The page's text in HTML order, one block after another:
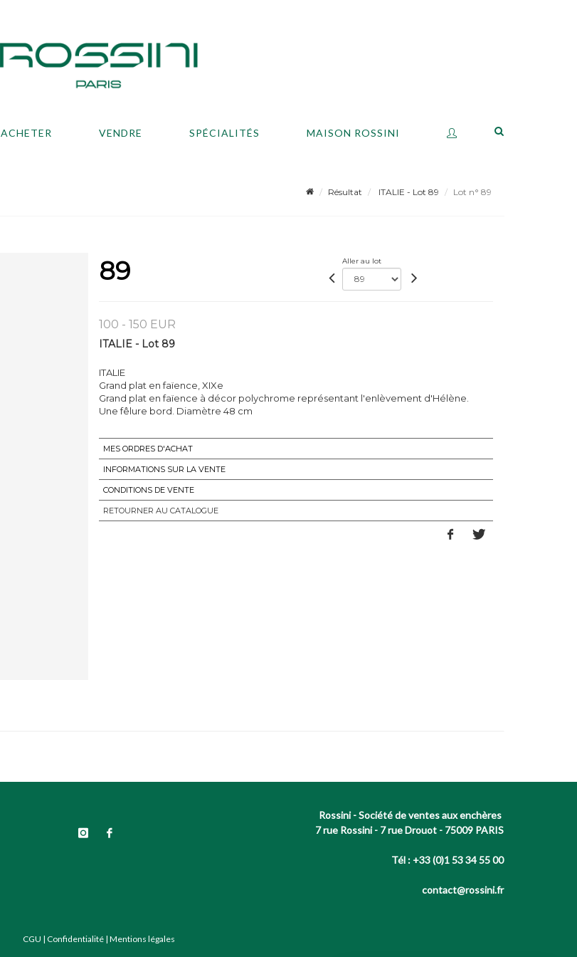
ACHETER VENDRE SPÉCIALITÉS MAISON ROSSINI
Résultat ITALIE - Lot 89 Lot n° 89
89 Aller au lot
100 - 150 EUR
ITALIE - Lot 89
ITALIE
Grand plat en faïence, XIXe
Grand plat en faïence à décor polychrome représentant l'enlèvement d'Hélène.
Une fêlure bord. Diamètre 48 cm
MES ORDRES D'ACHAT
INFORMATIONS SUR LA VENTE
CONDITIONS DE VENTE
RETOURNER AU CATALOGUE
Rossini - Société de ventes aux enchères
7 rue Rossini - 7 rue Drouot - 75009 PARIS
Tél : +33 (0)1 53 34 55 00
contact@rossini.fr
CGU | Confidentialité | Mentions légales